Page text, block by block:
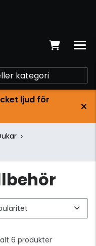
ljud för
6 produkter